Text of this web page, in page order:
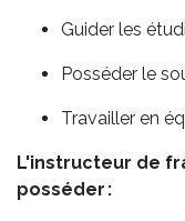
Guider les
Posséder le
Travailler en
L'instructeur de
posséder :